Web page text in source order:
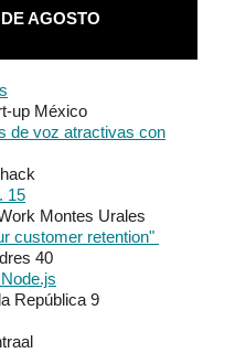
AGOSTO
up México
de voz atractivas con
15
Montes Urales
customer retention"
40
República 9